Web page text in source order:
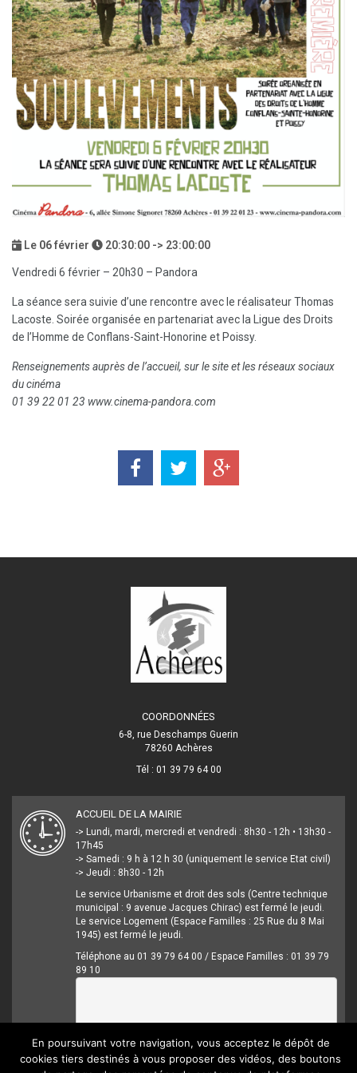
Le 06février 20:30:00 -> 23:00:00
Vendredi 6 février – 20h30 – Pandora
La séance sera suivie d’une rencontre avec le réalisateur Thomas
Lacoste. Soirée organisée en partenariat avec la Ligue des Droits
de l’Homme de Conflans-Saint-Honorine et Poissy.
Renseignements auprès de l’accueil, sur le site et les réseaux sociaux
du cinéma
01 39 22 01 23 www.cinema-pandora.com
COORDONNÉES
6-8, rue Deschamps Guerin
78260 Achères
Tél : 01 39 79 64 00
ACCUEIL DE LA MAIRIE
-> Lundi, mardi, mercredi et vendredi : 8h30 - 12h • 13h30 -
17h45
-> Samedi : 9 h à 12 h 30 (uniquement le service Etat civil)
-> Jeudi : 8h30 - 12h
Le service Urbanisme et droit des sols (Centre technique
municipal : 9 avenue Jacques Chirac) est fermé le jeudi.
Le service Logement (Espace Familles : 25 Rue du 8 Mai
1945) est fermé le jeudi.
Téléphone au 01 39 79 64 00 / Espace Familles : 01 39 79
89 10
En poursuivant votre navigation, vous acceptez le dépôt de
cookies tiers destinés à vous proposer des vidéos, des boutons